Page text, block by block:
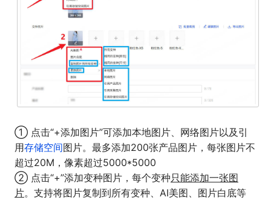
① 点击“+添加图片”可添加本地图片、网络图片以及引
用存储空间图片。最多添加200张产品图片，每张图片不
超过20M，像素超过5000*5000
② 点击“+”添加变种图片，每个变种只能添加一张图
片。支持将图片复制到所有变种、AI美图、图片白底等